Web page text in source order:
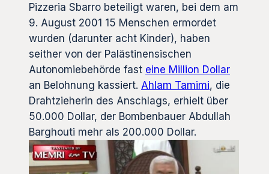
Pizzeria Sbarro beteiligt waren, bei dem am
9. August 2001 15 Menschen ermordet
wurden (darunter acht Kinder), haben
seither von der Palästinensischen
Autonomiebehörde fast eine Million Dollar
an Belohnung kassiert. Ahlam Tamimi, die
Drahtzieherin des Anschlags, erhielt über
50.000 Dollar, der Bombenbauer Abdullah
Barghouti mehr als 200.000 Dollar.